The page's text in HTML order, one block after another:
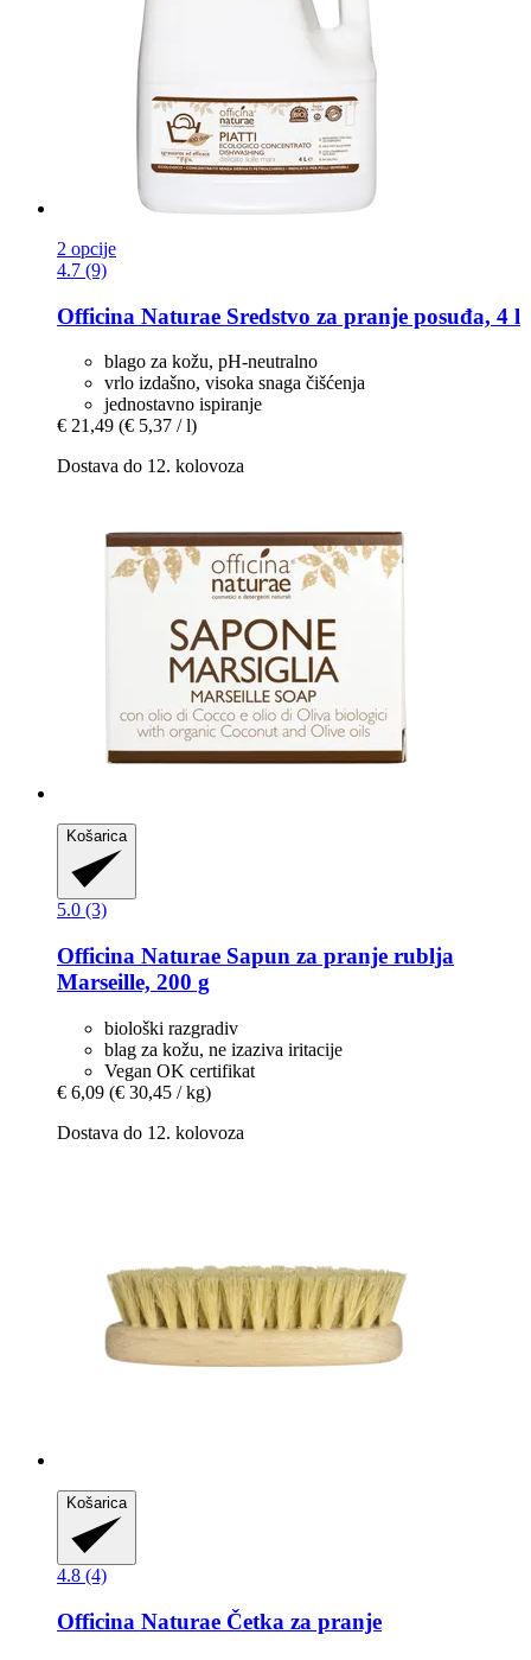
2 opcije
4.7 (9)
Officina Naturae Sredstvo za pranje posuđa, 4 l
blago za kožu, pH-neutralno
vrlo izdašno, visoka snaga čišćenja
jednostavno ispiranje
€ 21,49 (€ 5,37 / l)
Dostava do 12. kolovoza
Košarica
5.0 (3)
Officina Naturae Sapun za pranje rublja
Marseille, 200 g
biološki razgradiv
blag za kožu, ne izaziva iritacije
Vegan OK certifikat
€ 6,09 (€ 30,45 / kg)
Dostava do 12. kolovoza
Košarica
4.8 (4)
Officina Naturae Četka za pranje